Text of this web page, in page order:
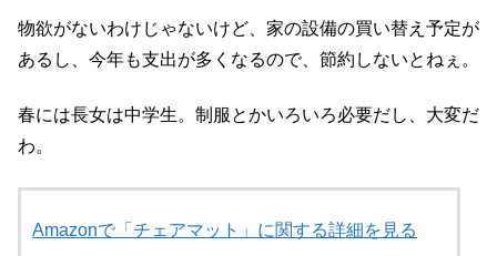
物欲がないわけじゃないけど、家の設備の買い替え予定が
あるし、今年も支出が多くなるので、節約しないとねぇ。
春には長女は中学生。制服とかいろいろ必要だし、大変だ
わ。
Amazonで「チェアマット」に関する詳細を見る